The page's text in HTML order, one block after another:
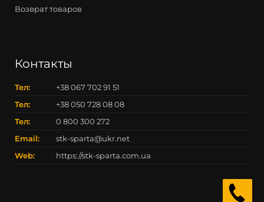
Возврат товаров
Контакты
Тел:
+38 067 702 91 51
Тел:
+38 050 728 08 08
Тел:
0 800 300 272
Email:
stk-sparta@ukr.net
Web:
https://stk-sparta.com.ua